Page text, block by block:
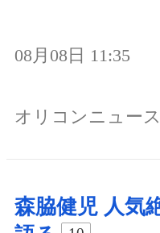
08月08日 11:35
オリコンニュース
森脇健児 人気